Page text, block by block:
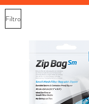
Filtro